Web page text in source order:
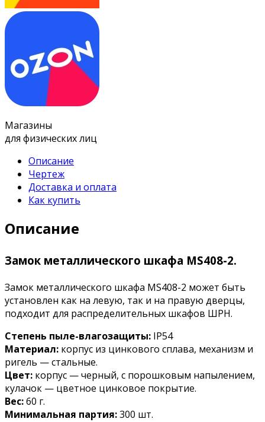
Магазины
для физических лиц
Описание
Чертеж
Доставка и оплата
Как купить
Описание
Замок металлического шкафа MS408-2.
Замок металлического шкафа MS408-2 может быть
установлен как на левую, так и на правую дверцы,
подходит для распределительных шкафов ШРН.
Степень пыле-влагозащиты: IP54
Материал: корпус из цинкового сплава, механизм и
ригель — стальные.
Цвет: корпус — черный, с порошковым напылением,
кулачок — цветное цинковое покрытие.
Вес:60 г.
Минимальная партия:300 шт.